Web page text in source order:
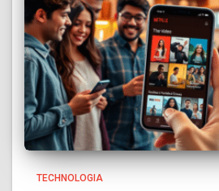
TECHNOLOGIA